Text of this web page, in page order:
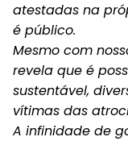
atestadas na
é público.
Mesmo com
revela que é
sustentável,
vítimas das
A infinidade de